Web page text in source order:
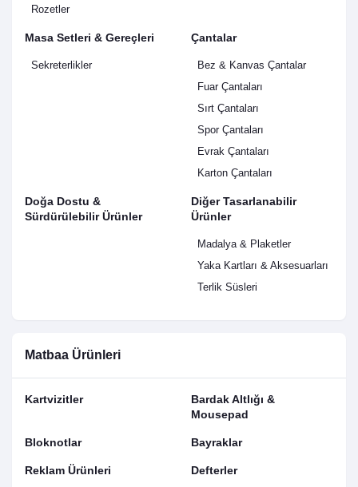
Rozetler
Masa Setleri & Gereçleri
Sekreterlikler
Çantalar
Bez & Kanvas Çantalar
Fuar Çantaları
Sırt Çantaları
Spor Çantaları
Evrak Çantaları
Karton Çantaları
Doğa Dostu &
Sürdürülebilir Ürünler
Diğer Tasarlanabilir
Ürünler
Madalya & Plaketler
Yaka Kartları & Aksesuarları
Terlik Süsleri
Matbaa Ürünleri
Kartvizitler
Bardak Altlığı &
Mousepad
Bloknotlar Bayraklar
Reklam Ürünleri Defterler